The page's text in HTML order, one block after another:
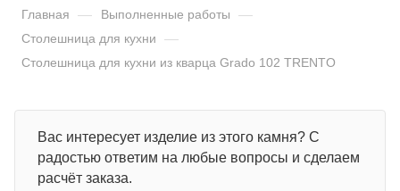
Главная — Выполненные работы —
Столешница для кухни —
Столешница для кухни из кварца Grado 102 TRENTO
Вас интересует изделие из этого камня? С
радостью ответим на любые вопросы и сделаем
расчёт заказа.